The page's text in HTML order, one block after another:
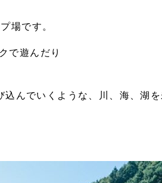
場です。
で遊んだり
んでいくような、川、海、湖